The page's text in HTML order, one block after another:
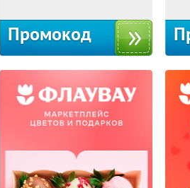
Промокод